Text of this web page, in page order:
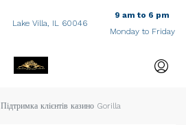
Lake Villa, IL 60046
9 am to 6 pm
Monday to Friday
Підтримка клієнтів казино Gorilla